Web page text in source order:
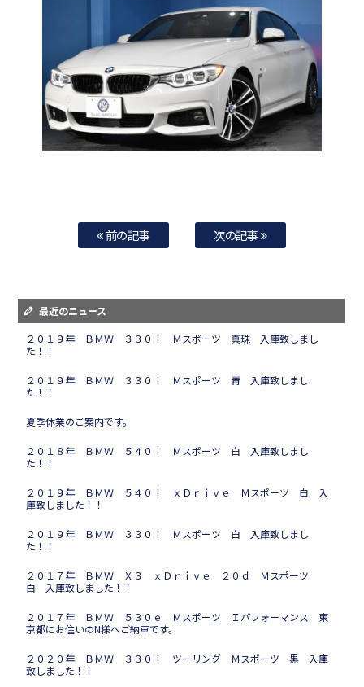
前の記事 次の記事
最近のニュース
２０１９年 ＢＭＷ ３３０ｉ Ｍスポーツ 真珠 入庫致しまし
た！！
２０１９年 ＢＭＷ ３３０ｉ Ｍスポーツ 青 入庫致しまし
た！！
夏季休業のご案内です。
２０１８年 ＢＭＷ ５４０ｉ Ｍスポーツ 白 入庫致しまし
た！！
２０１９年 ＢＭＷ ５４０ｉ ｘＤｒｉｖｅ Ｍスポーツ 白 入
庫致しました！！
２０１９年 ＢＭＷ ３３０ｉ Ｍスポーツ 白 入庫致しまし
た！！
２０１７年 ＢＭＷ Ｘ３ ｘＤｒｉｖｅ ２０ｄ Ｍスポーツ
白 入庫致しました！！
２０１７年 ＢＭＷ ５３０ｅ Ｍスポーツ Ｉパフォーマンス 東
京都にお住いのN様へご納車です。
２０２０年 ＢＭＷ ３３０ｉ ツーリング Ｍスポーツ 黒 入庫
致しました！！